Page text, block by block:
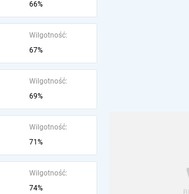
66%
Wilgotność:
67%
Wilgotność:
69%
Wilgotność:
71%
Wilgotność:
74%